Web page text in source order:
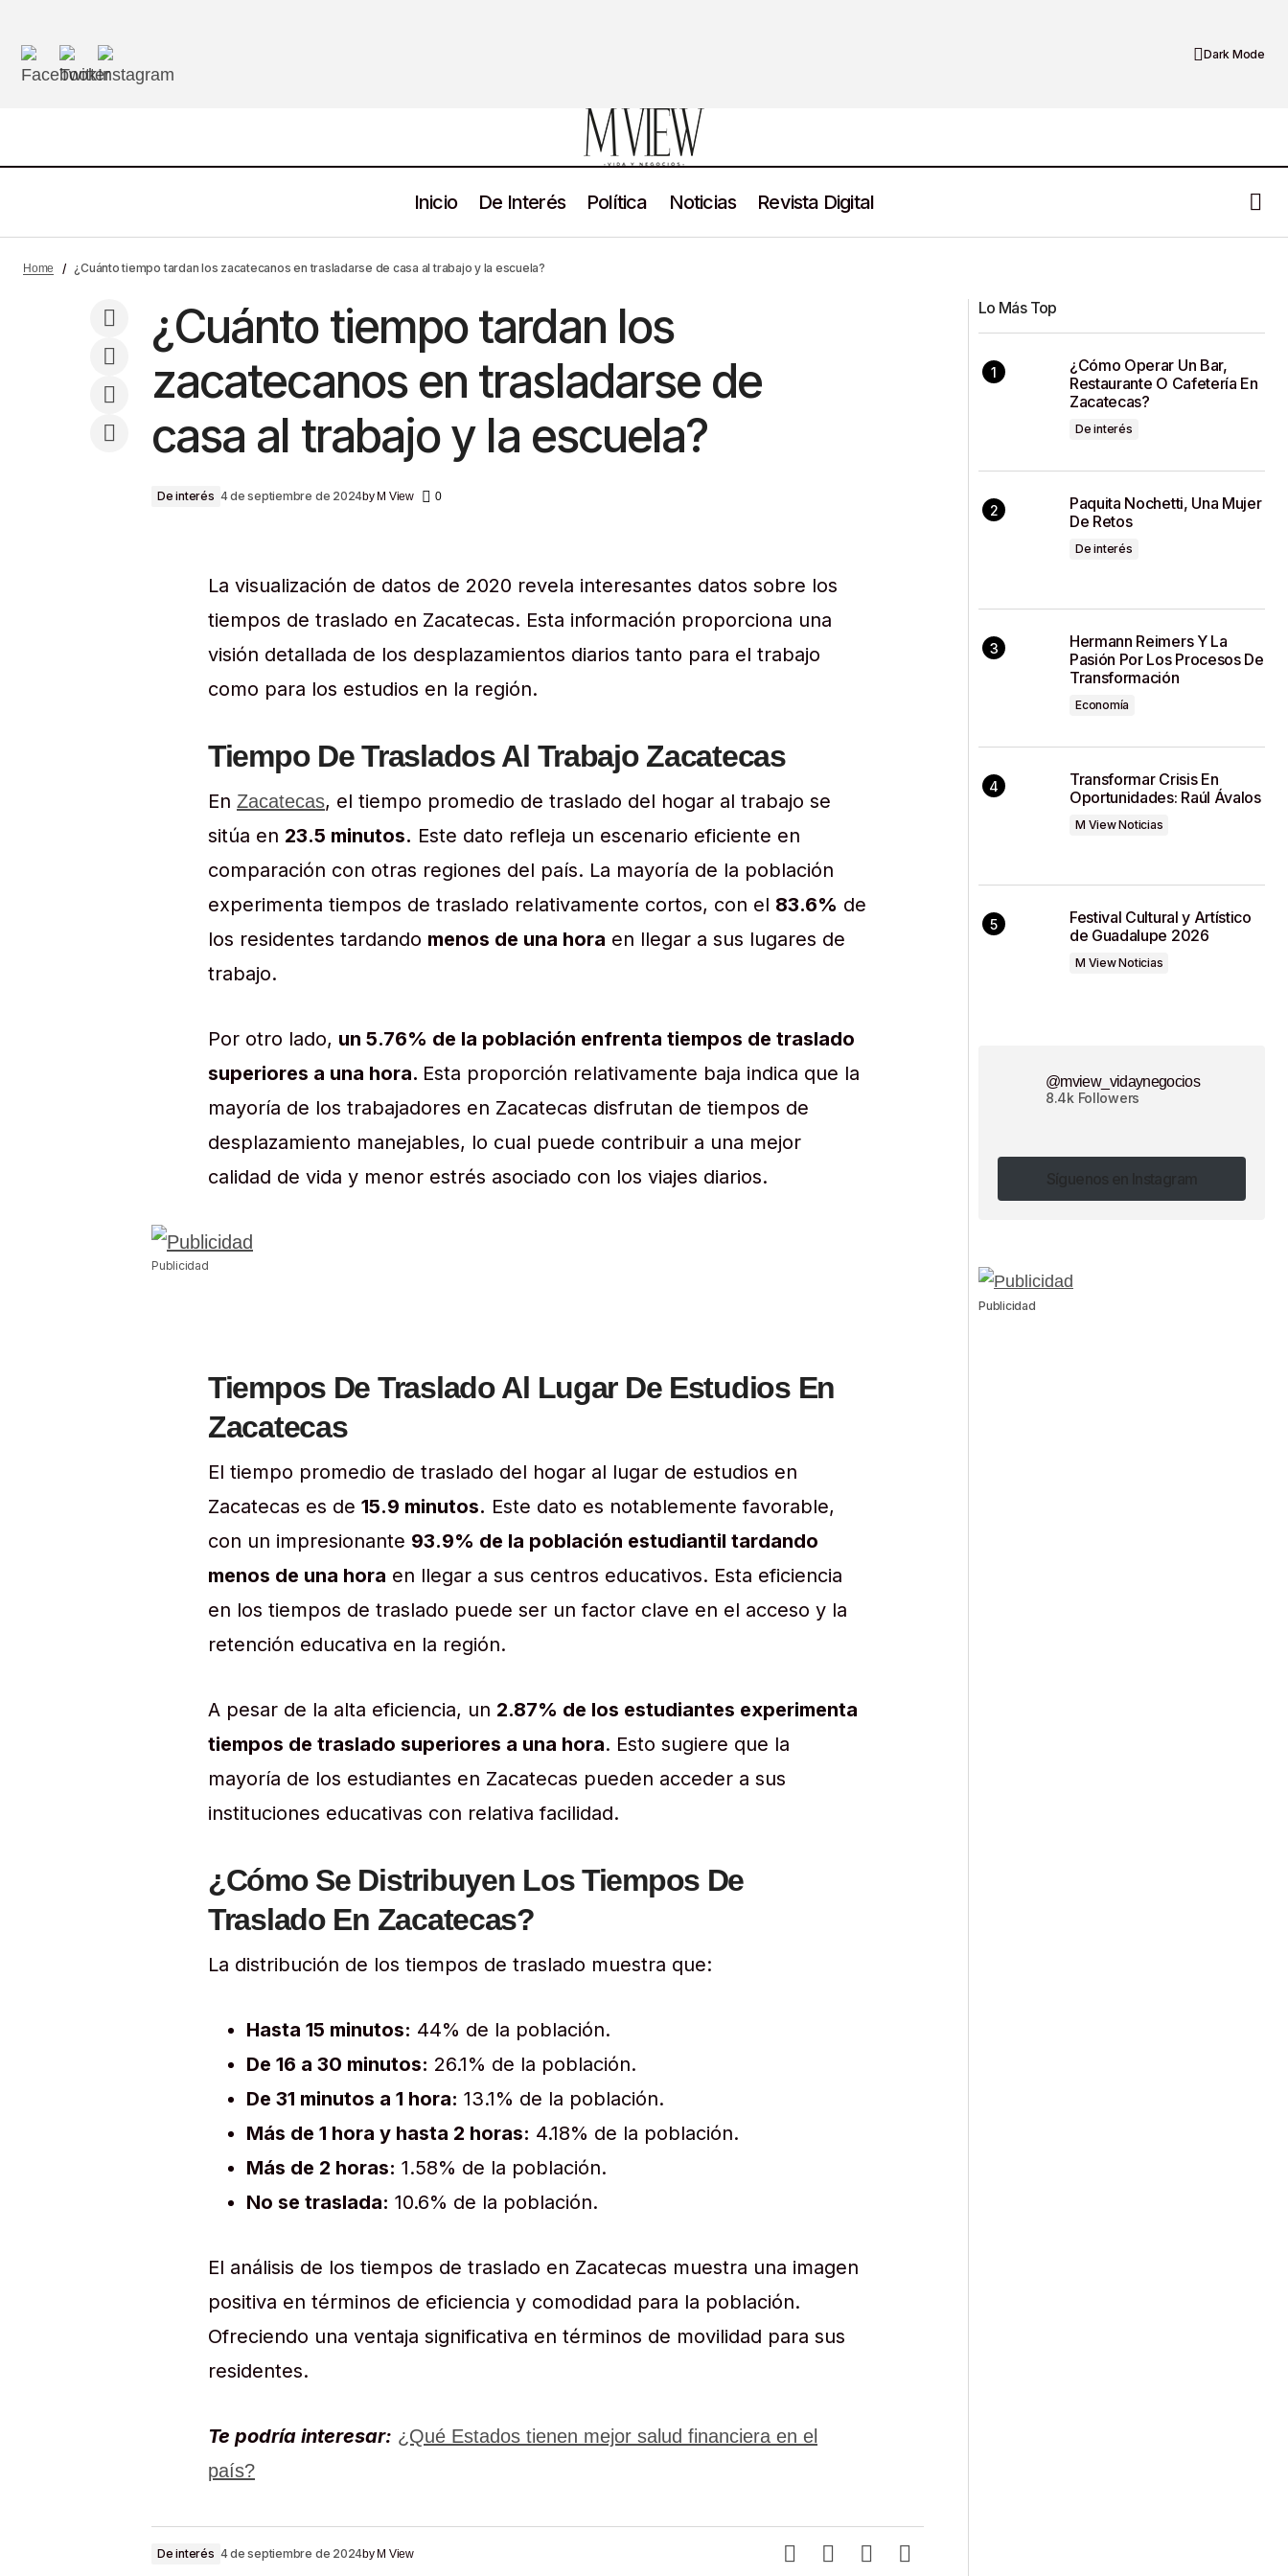
Dark Mode
Inicio De Interés Política Noticias Revista Digital
Zacatecas Con Una Tasa De
Desocupación del 2.9%
De interés ¿Cuánto tiempo tardan los zacatecanos en trasladarse de casa al trabajo y la escuela?
Home ¿Cuánto tiempo tardan los zacatecanos en trasladarse de casa al trabajo y la escuela?
¿Cuánto tiempo tardan los
zacatecanos en trasladarse de
casa al trabajo y la escuela?
De interés 4 de septiembre de 2024by M View 0
La visualización de datos de 2020 revela interesantes datos sobre los
tiempos de traslado en Zacatecas. Esta información proporciona una
visión detallada de los desplazamientos diarios tanto para el trabajo
como para los estudios en la región.
Tiempo De Traslados Al Trabajo Zacatecas
En Zacatecas, el tiempo promedio de traslado del hogar al trabajo se
sitúa en 23.5 minutos. Este dato refleja un escenario eficiente en
comparación con otras regiones del país. La mayoría de la población
experimenta tiempos de traslado relativamente cortos, con el 83.6% de
los residentes tardando menos de una hora en llegar a sus lugares de
trabajo.
Por otro lado, un 5.76% de la población enfrenta tiempos de traslado
superiores a una hora. Esta proporción relativamente baja indica que la
mayoría de los trabajadores en Zacatecas disfrutan de tiempos de
desplazamiento manejables, lo cual puede contribuir a una mejor
calidad de vida y menor estrés asociado con los viajes diarios.
Publicidad
Tiempos De Traslado Al Lugar De Estudios En
Zacatecas
El tiempo promedio de traslado del hogar al lugar de estudios en
Zacatecas es de 15.9 minutos. Este dato es notablemente favorable,
con un impresionante 93.9% de la población estudiantil tardando
menos de una hora en llegar a sus centros educativos. Esta eficiencia
en los tiempos de traslado puede ser un factor clave en el acceso y la
retención educativa en la región.
A pesar de la alta eficiencia, un 2.87% de los estudiantes experimenta
tiempos de traslado superiores a una hora. Esto sugiere que la
mayoría de los estudiantes en Zacatecas pueden acceder a sus
instituciones educativas con relativa facilidad.
¿Cómo Se Distribuyen Los Tiempos De
Traslado En Zacatecas?
La distribución de los tiempos de traslado muestra que:
Hasta 15 minutos: 44% de la población.
De 16 a 30 minutos: 26.1% de la población.
De 31 minutos a 1 hora: 13.1% de la población.
Más de 1 hora y hasta 2 horas: 4.18% de la población.
Más de 2 horas: 1.58% de la población.
No se traslada: 10.6% de la población.
El análisis de los tiempos de traslado en Zacatecas muestra una imagen
positiva en términos de eficiencia y comodidad para la población.
Ofreciendo una ventaja significativa en términos de movilidad para sus
residentes.
Te podría interesar: ¿Qué Estados tienen mejor salud financiera en el
país?
De interés 4 de septiembre de 2024by M View
Lo Más Top
¿Cómo Operar Un Bar,
Restaurante O Cafetería En
Zacatecas?
De interés
Paquita Nochetti, Una Mujer
De Retos
De interés
Hermann Reimers Y La
Pasión Por Los Procesos De
Transformación
Economía
Transformar Crisis En
Oportunidades: Raúl Ávalos
M View Noticias
Festival Cultural y Artístico
de Guadalupe 2026
M View Noticias
@mview_vidaynegocios
8.4k Followers
Síguenos en Instagram
Síguenos en Instagram
Publicidad